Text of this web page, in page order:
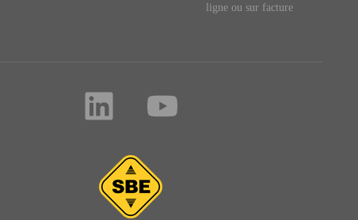
ligne ou sur facture